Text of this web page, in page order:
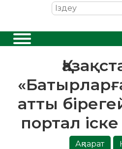
атты
портал
Ақпарат